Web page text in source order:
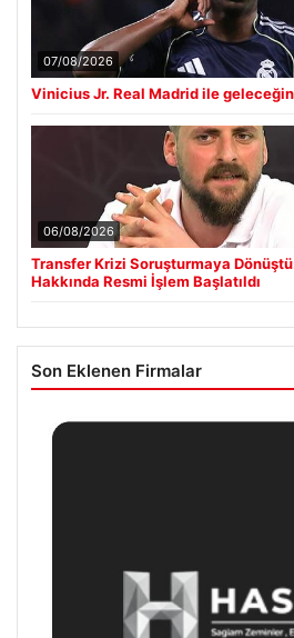
07/08/2026
Vinicius Jr. Real Madrid ile
06/08/2026
Transfer Krizi Soruşturmaya
Hakkında Resmi İşlem Başlatıldı
Son Eklenen Firmalar